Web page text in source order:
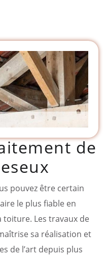
de
pouvez être certain
le plus fiable en
Les travaux de
sa réalisation et
de l’art depuis plus